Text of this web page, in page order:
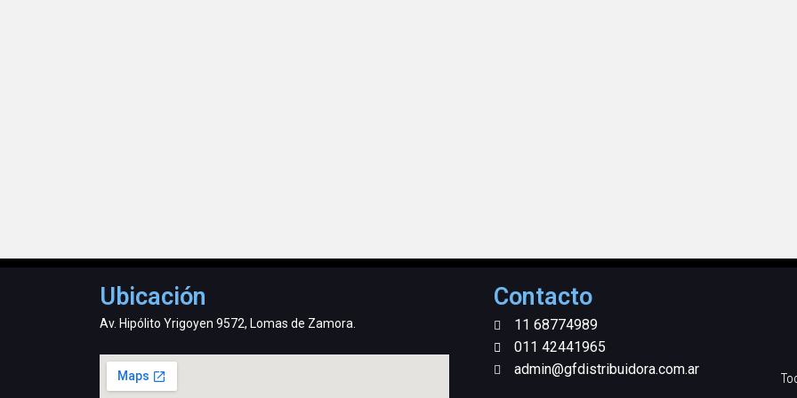
Ubicación
Av. Hipólito Yrigoyen 9572, Lomas de Zamora.
Contacto
11 68774989
011 42441965
admin@gfdistribuidora.com.ar